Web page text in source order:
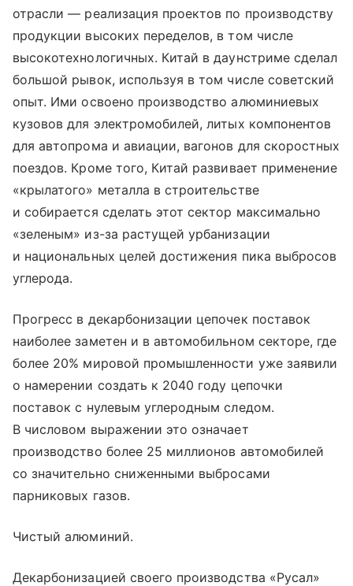
отрасли — реализация проектов по производству
продукции высоких переделов, в том числе
высокотехнологичных. Китай в даунстриме сделал
большой рывок, используя в том числе советский
опыт. Ими освоено производство алюминиевых
кузовов для электромобилей, литых компонентов
для автопрома и авиации, вагонов для скоростных
поездов. Кроме того, Китай развивает применение
«крылатого» металла в строительстве
и собирается сделать этот сектор максимально
«зеленым» из-за растущей урбанизации
и национальных целей достижения пика выбросов
углерода.
Прогресс в декарбонизации цепочек поставок
наиболее заметен и в автомобильном секторе, где
более 20% мировой промышленности уже заявили
о намерении создать к 2040 году цепочки
поставок с нулевым углеродным следом.
В числовом выражении это означает
производство более 25 миллионов автомобилей
со значительно сниженными выбросами
парниковых газов.
Чистый алюминий.
Декарбонизацией своего производства «Русал»